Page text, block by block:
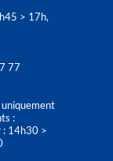
> 17h,
77
:
: 14h30 >